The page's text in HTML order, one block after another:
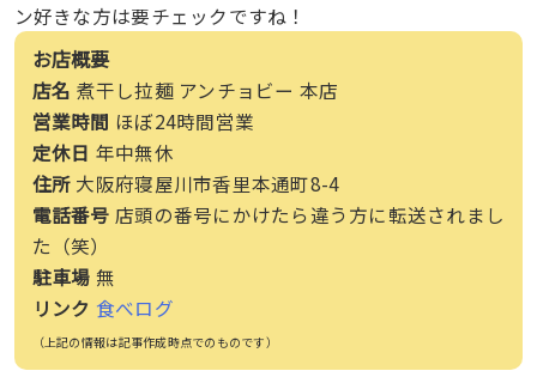
ン好きな方は要チェックですね！
お店概要
店名 煮干し拉麺 アンチョビー 本店
営業時間 ほぼ24時間営業
定休日 年中無休
住所 大阪府寝屋川市香里本通町8-4
電話番号 店頭の番号にかけたら違う方に転送されまし
た（笑）
駐車場 無
リンク 食べログ
（上記の情報は記事作成時点でのものです）